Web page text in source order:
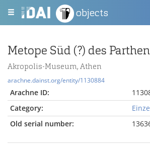
objects
Akropolis-Museum, Athen
arachne.dainst.org/entity/1130884
Arachne ID:
Category:
Old serial number: